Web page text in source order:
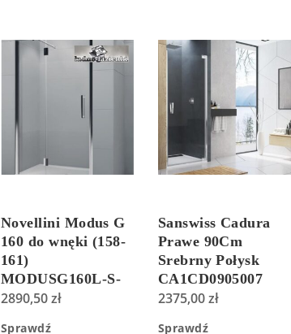
Novellini Modus G
160 do wnęki (158-
161)
MODUSG160L-S-
1K
2890,50zł
Sprawdź
Sanswiss Cadura
Prawe 90Cm
Srebrny Połysk
CA1CD0905007
2375,00zł
Sprawdź